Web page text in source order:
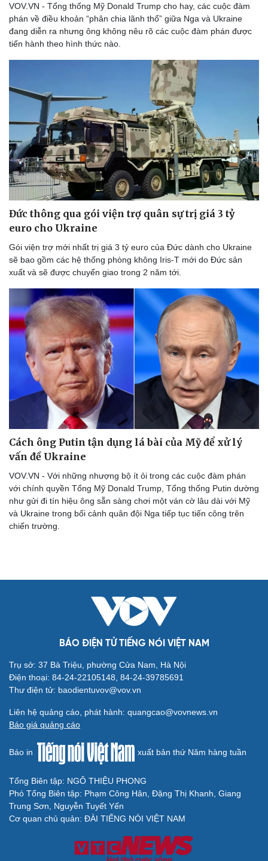
Du lịch
Tư vấn
Săn Tour
check-in
Podcast
Câu chuyện thời sự
Đọc truyện đêm khuya
Cửa sổ tình yêu
Kể chuyện cho bé
Hạt giống tâm hồn
VOV.VN - Tổng thống Mỹ Donald Trump cho hay, các cuộc đàm
phán về điều khoản “phân chia lãnh thổ” giữa Nga và Ukraine
đang diễn ra nhưng ông không nêu rõ các cuộc đàm phán được
tiến hành theo hình thức nào.
Đức thông qua gói viện trợ quân sự trị giá 3 tỷ
euro cho Ukraine
Gói viện trợ mới nhất trị giá 3 tỷ euro của Đức dành cho Ukraine
sẽ bao gồm các hệ thống phòng không Iris-T mới do Đức sản
xuất và sẽ được chuyển giao trong 2 năm tới.
Cách ông Putin tận dụng lá bài của Mỹ để xử lý
vấn đề Ukraine
VOV.VN - Với những nhượng bộ ít ỏi trong các cuộc đàm phán
với chính quyền Tổng Mỹ Donald Trump, Tổng thống Putin dường
như gửi đi tín hiệu ông sẵn sàng chơi một ván cờ lâu dài với Mỹ
và Ukraine trong bối cảnh quân đội Nga tiếp tục tiến công trên
chiến trường.
BÁO ĐIỆN TỬ TIẾNG NÓI VIỆT NAM
Trụ sở: 37 Bà Triệu, phường Cửa Nam, Hà Nội
Điện thoại: 84-24-22105148, 84-24-39785691
Thư điện tử: baodientuvov@vov.vn
Liên hệ quảng cáo, phát hành: quangcao@vovnews.vn
Báo giá quảng cáo
Báo in xuất bản thứ Năm hàng tuần
Tổng Biên tập: NGÔ THIỆU PHONG
Phó Tổng Biên tập: Phạm Công Hân, Đặng Thị Khanh, Giang
Trung Sơn, Nguyễn Tuyết Yến
Cơ quan chủ quản: ĐÀI TIẾNG NÓI VIỆT NAM